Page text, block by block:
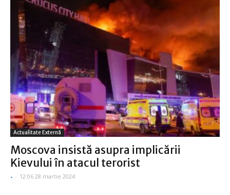
Actualitate Externă
Moscova insistă asupra implicării
Kievului în atacul terorist
- - 12:06 28 martie 2024